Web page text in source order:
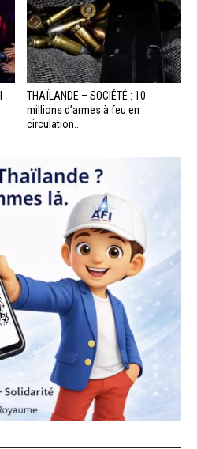
THAÏLANDE – SOCIÉTÉ : 10
millions d’armes à feu en
circulation...